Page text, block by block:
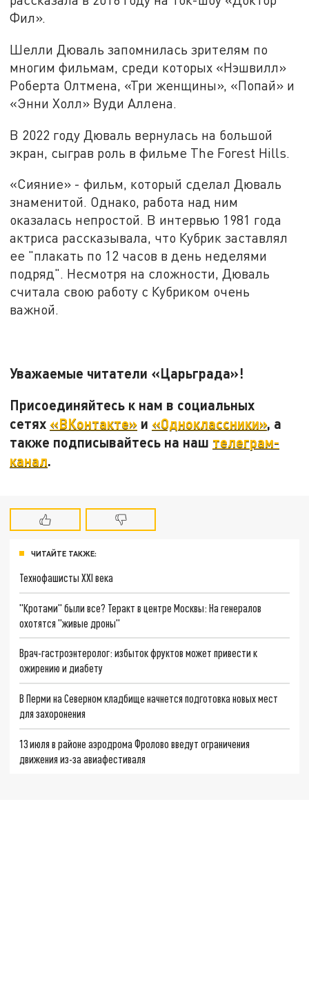
Фил».
Шелли Дюваль запомнилась зрителям по
многим фильмам, среди которых «Нэшвилл»
Роберта Олтмена, «Три женщины», «Попай» и
«Энни Холл» Вуди Аллена.
В 2022 году Дюваль вернулась на большой
экран, сыграв роль в фильме The Forest Hills.
«Сияние» - фильм, который сделал Дюваль
знаменитой. Однако, работа над ним
оказалась непростой. В интервью 1981 года
актриса рассказывала, что Кубрик заставлял
ее "плакать по 12 часов в день неделями
подряд". Несмотря на сложности, Дюваль
считала свою работу с Кубриком очень
важной.
Уважаемые читатели «Царьграда»!
Присоединяйтесь к нам в социальных
сетях «ВКонтакте» и «Одноклассники», а
также подписывайтесь на наш телеграм-
канал.
ЧИТАЙТЕ ТАКЖЕ:
Технофашисты XXI века
"Кротами" были все? Теракт в центре Москвы: На генералов
охотятся "живые дроны"
Врач-гастроэнтеролог: избыток фруктов может привести к
ожирению и диабету
В Перми на Северном кладбище начнется подготовка новых мест
для захоронения
13 июля в районе аэродрома Фролово введут ограничения
движения из-за авиафестиваля